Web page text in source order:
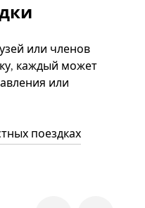
или членов
каждый может
или
поездках